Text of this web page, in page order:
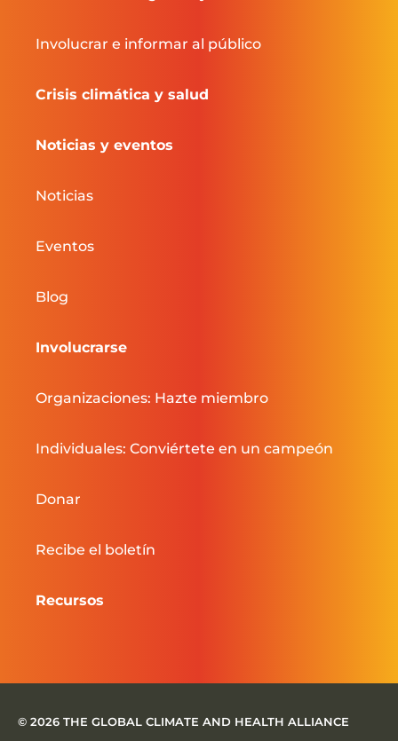
Involucrar e informar al público
Crisis climática y salud
Noticias y eventos
Noticias
Eventos
Blog
Involucrarse
Organizaciones: Hazte miembro
Individuales: Conviértete en un campeón
Donar
Recibe el boletín
Recursos
© 2026 THE GLOBAL CLIMATE AND HEALTH ALLIANCE